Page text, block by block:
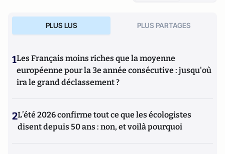
PLUS LUS PLUS PARTAGES
1Les Français moins riches que la moyenne
européenne pour la 3e année consécutive : jusqu'où
ira le grand déclassement ?
2L’été 2026 confirme tout ce que les écologistes
disent depuis 50 ans : non, et voilà pourquoi